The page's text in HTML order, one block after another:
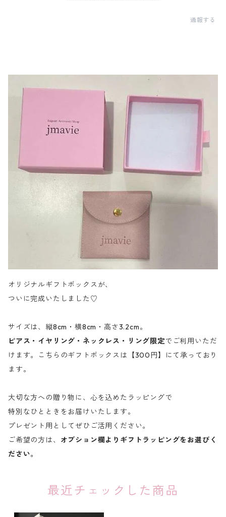
通報する
オリジナルギフトボックスが、
ついに完成いたしました♡
サイズは、縦8cm・横8cm・高さ3.2cm。
ピアス・イヤリング・ネックレス・リング限定でご利用いただ
けます。こちらのギフトボックスは【300円】にて承っており
ます。
大切な方への贈り物に、心を込めたラッピングで
特別なひとときをお届けいたします。
プレゼント用としてぜひご活用ください。
ご希望の方は、 オプション欄よりギフトラッピングをお選びく
ださい。
最近チェックした商品